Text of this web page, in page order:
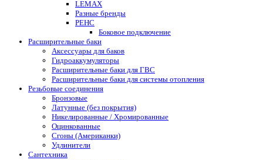
LEMAX
Разные бренды
РЕНС
Боковое подключение
Расширительные баки
Аксессуары для баков
Гидроаккумуляторы
Расширительные баки для ГВС
Расширительные баки для системы отопления
Резьбовые соединения
Бронзовые
Латунные (без покрытия)
Никелированные / Хромированные
Оцинкованные
Сгоны (Американки)
Удлинители
Сантехника